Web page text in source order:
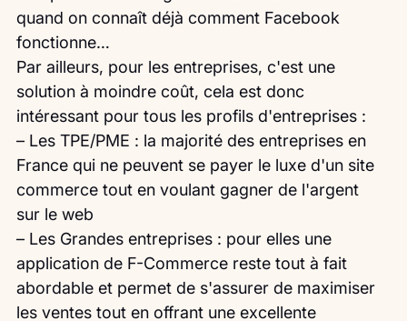
quand on connaît déjà comment Facebook
fonctionne…
Par ailleurs, pour les entreprises, c'est une
solution à moindre coût, cela est donc
intéressant pour tous les profils d'entreprises :
– Les TPE/PME : la majorité des entreprises en
France qui ne peuvent se payer le luxe d'un site
commerce tout en voulant gagner de l'argent
sur le web
– Les Grandes entreprises : pour elles une
application de F-Commerce reste tout à fait
abordable et permet de s'assurer de maximiser
les ventes tout en offrant une excellente